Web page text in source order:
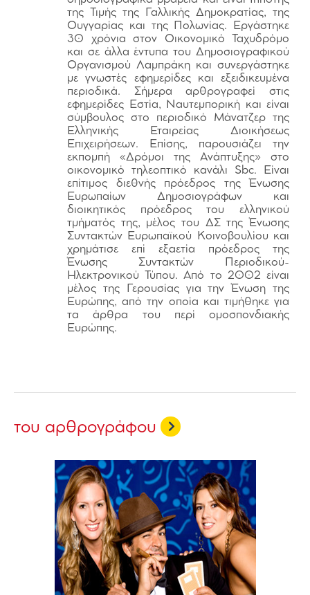
της Τιμής της Γαλλικής Δημοκρατίας, της
Ουγγαρίας και της Πολωνίας. Εργάστηκε
30 χρόνια στον Οικονομικό Ταχυδρόμο
και σε άλλα έντυπα του Δημοσιογραφικού
Οργανισμού Λαμπράκη και συνεργάστηκε
με γνωστές εφημερίδες και εξειδικευμένα
περιοδικά. Σήμερα αρθρογραφεί στις
εφημερίδες Εστία, Ναυτεμπορική και είναι
σύμβουλος στο περιοδικό Μάνατζερ της
Ελληνικής Εταιρείας Διοικήσεως
Επιχειρήσεων. Επίσης, παρουσιάζει την
εκπομπή «Δρόμοι της Ανάπτυξης» στο
οικονομικό τηλεοπτικό κανάλι Sbc. Είναι
επίτιμος διεθνής πρόεδρος της Ένωσης
Ευρωπαίων Δημοσιογράφων και
διοικητικός πρόεδρος του ελληνικού
τμήματός της, μέλος του ΔΣ της Ένωσης
Συντακτών Ευρωπαϊκού Κοινοβουλίου και
χρημάτισε επί εξαετία πρόεδρος της
Ένωσης Συντακτών Περιοδικού-
Ηλεκτρονικού Τύπου. Από το 2002 είναι
μέλος της Γερουσίας για την Ένωση της
Ευρώπης, από την οποία και τιμήθηκε για
τα άρθρα του περί ομοσπονδιακής
Ευρώπης.
του αρθρογράφου